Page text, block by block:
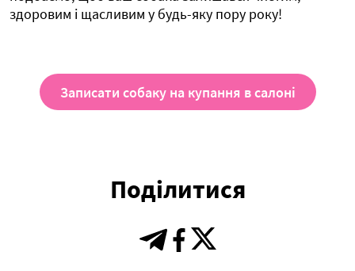
здоровим і щасливим у будь-яку пору року!
Записати собаку на купання в салоні
Поділитися